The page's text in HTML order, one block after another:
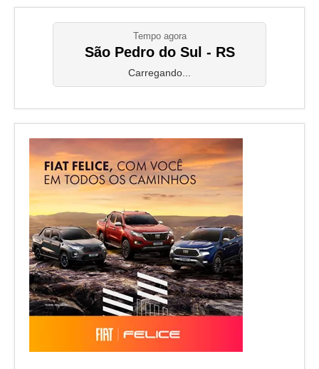
Tempo agora
São Pedro do Sul - RS
Carregando...